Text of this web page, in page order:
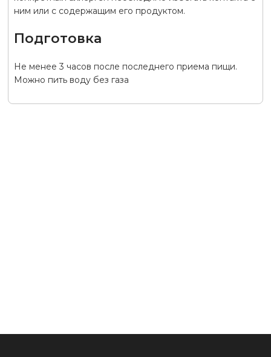
ним или с содержащим его продуктом.
Подготовка
Не менее 3 часов после последнего приема пищи.
Можно пить воду без газа